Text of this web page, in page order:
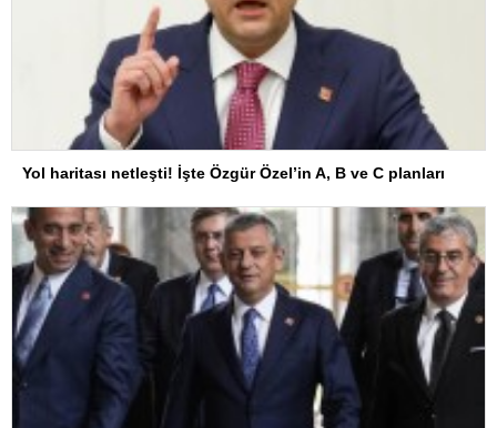
Yol haritası netleşti! İşte Özgür Özel’in A, B ve C planları